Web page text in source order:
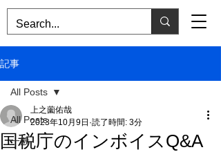
記事
All Posts
一般
All Posts
国税庁のインボイスQ&A
上之薗佑哉
2023年10月9日 読了時間: 3分